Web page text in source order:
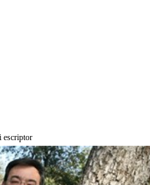
escriptor